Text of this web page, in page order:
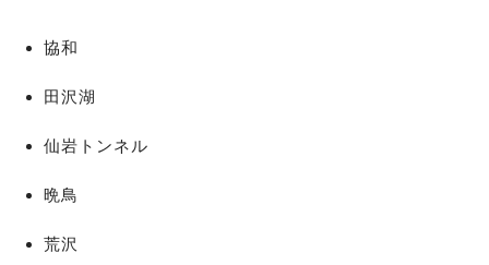
協和
田沢湖
仙岩トンネル
晩鳥
荒沢